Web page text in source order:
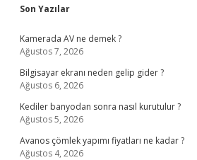
Sidebar
Son Yazılar
Kamerada AV ne demek ?
Ağustos 7, 2026
Bilgisayar ekranı neden gelip gider ?
Ağustos 6, 2026
Kediler banyodan sonra nasıl kurutulur ?
Ağustos 5, 2026
Avanos çömlek yapımı fiyatları ne kadar ?
Ağustos 4, 2026